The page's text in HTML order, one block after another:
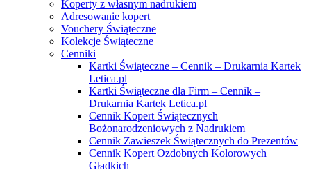
Koperty z własnym nadrukiem
Adresowanie kopert
Vouchery Świąteczne
Kolekcje Świąteczne
Cenniki
Kartki Świąteczne – Cennik – Drukarnia Kartek
Letica.pl
Kartki Świąteczne dla Firm – Cennik –
Drukarnia Kartek Letica.pl
Cennik Kopert Świątecznych
Bożonarodzeniowych z Nadrukiem
Cennik Zawieszek Świątecznych do Prezentów
Cennik Kopert Ozdobnych Kolorowych
Gładkich